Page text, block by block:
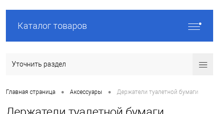
Каталог товаров
Уточнить раздел
Главная страница • Аксессуары • Держатели туалетной бумаги